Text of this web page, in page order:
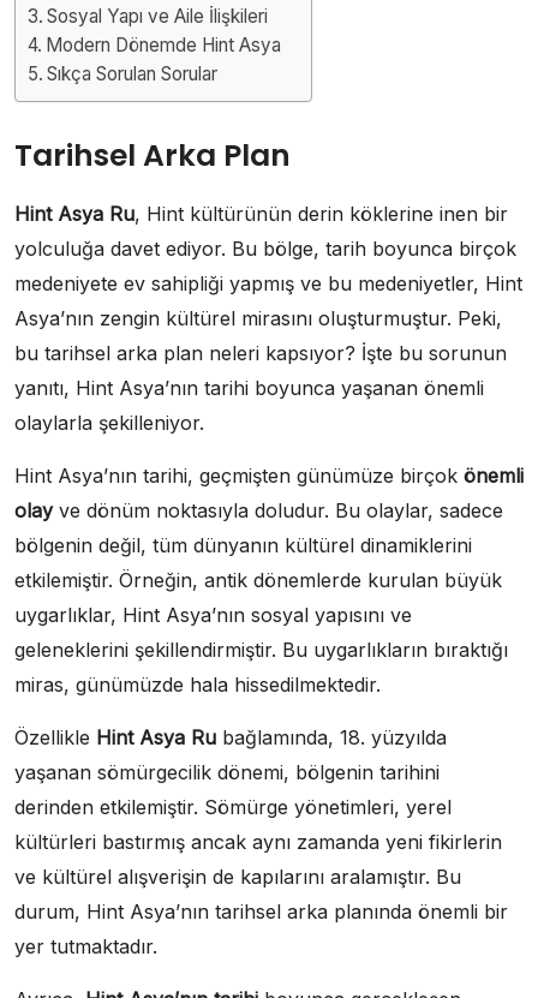
Sosyal Yapı ve Aile İlişkileri
Modern Dönemde Hint Asya
Sıkça Sorulan Sorular
Tarihsel Arka Plan
Hint Asya Ru, Hint kültürünün derin köklerine inen bir
yolculuğa davet ediyor. Bu bölge, tarih boyunca birçok
medeniyete ev sahipliği yapmış ve bu medeniyetler, Hint
Asya’nın zengin kültürel mirasını oluşturmuştur. Peki,
bu tarihsel arka plan neleri kapsıyor? İşte bu sorunun
yanıtı, Hint Asya’nın tarihi boyunca yaşanan önemli
olaylarla şekilleniyor.
Hint Asya’nın tarihi, geçmişten günümüze birçok önemli
olayve dönüm noktasıyla doludur. Bu olaylar, sadece
bölgenin değil, tüm dünyanın kültürel dinamiklerini
etkilemiştir. Örneğin, antik dönemlerde kurulan büyük
uygarlıklar, Hint Asya’nın sosyal yapısını ve
geleneklerini şekillendirmiştir. Bu uygarlıkların bıraktığı
miras, günümüzde hala hissedilmektedir.
Özellikle Hint Asya Ru bağlamında, 18. yüzyılda
yaşanan sömürgecilik dönemi, bölgenin tarihini
derinden etkilemiştir. Sömürge yönetimleri, yerel
kültürleri bastırmış ancak aynı zamanda yeni fikirlerin
ve kültürel alışverişin de kapılarını aralamıştır. Bu
durum, Hint Asya’nın tarihsel arka planında önemli bir
yer tutmaktadır.